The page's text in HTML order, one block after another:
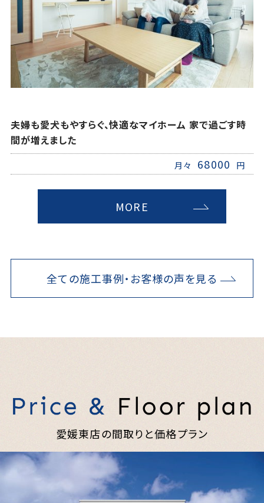
夫婦も愛犬もやすらぐ、快適なマイホーム 家で過ごす時
間が増えました
月々 68000 円
MORE
全ての施工事例・お客様の声を見る
愛媛東店の間取りと価格プラン